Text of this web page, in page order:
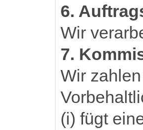
6.
Wir
7.
Wir
(i) fügt